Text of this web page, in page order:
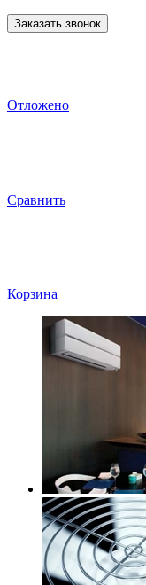
Заказать звонок
Отложено
Сравнить
Корзина